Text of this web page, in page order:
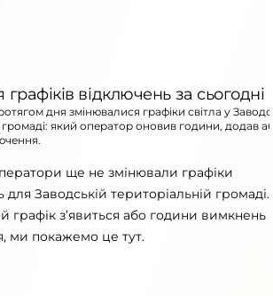
відключень за сьогодні
дня змінювалися графіки світла у
громаді: який оператор оновив години, додав
ще не змінювали графіки
для Заводській територіальній громаді.
графік з’явиться або години вимкнень
ми покажемо це тут.